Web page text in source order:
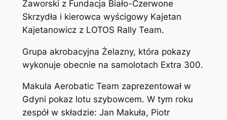
Zaworski z Fundacja Biało-Czerwone
Skrzydła i kierowca wyścigowy Kajetan
Kajetanowicz z LOTOS Rally Team.
Grupa akrobacyjna Żelazny, która pokazy
wykonuje obecnie na samolotach Extra 300.
Makula Aerobatic Team zaprezentował w
Gdyni pokaz lotu szybowcem. W tym roku
zespół w składzie: Jan Makuła, Piotr